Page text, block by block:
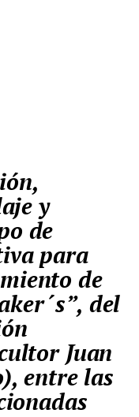
y
de
para
de
del
Juan
entre las